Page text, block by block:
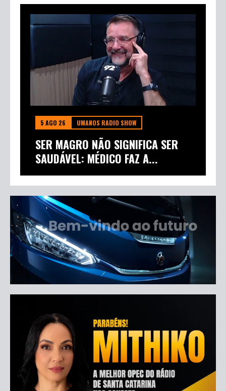
5 AGO 26 UMANOS RADIO SHOW
SER MAGRO NÃO SIGNIFICA SER
SAUDÁVEL: MÉDICO FAZ A...